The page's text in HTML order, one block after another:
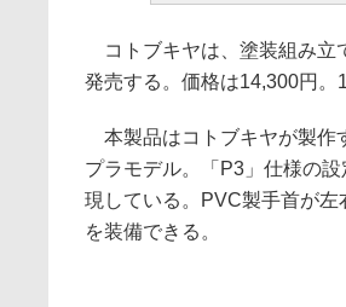
コトブキヤは、塗装組み立
発売する。価格は14,300円。
本製品はコトブキヤが製作
プラモデル。「P3」仕様の
現している。PVC製手首が
を装備できる。